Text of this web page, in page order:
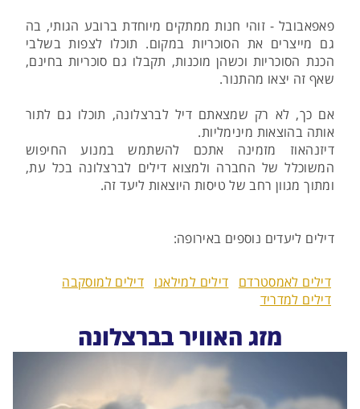
פאפאבובל - זוהי חנות ממתקים מיוחדת ברובע הגותי, בה
גם מייצרים את הסוכריות במקום. תוכלו לצפות בשלבי
הכנת הסוכריות וכשהן מוכנות, תקבלו גם סוכריות בחינם,
שאף זה יצאו מהתנור.
אם כך, לא רק שמצאתם דיל לברצלונה, תוכלו גם לתור
אותה בהוצאות מינימליות.
דיזנהאוז מזמינה אתכם להשתמש במנוע החיפוש
המשוכלל של החברה ולמצוא דילים לברצלונה בכל עת,
ומתוך מגוון רחב של טיסות היוצאות ליעד זה.
דילים ליעדים נוספים באירופה:
דילים לאמסטרדם דילים למילאנו
דילים למוסקבה
דילים למדריד
מזג האוויר בברצלונה